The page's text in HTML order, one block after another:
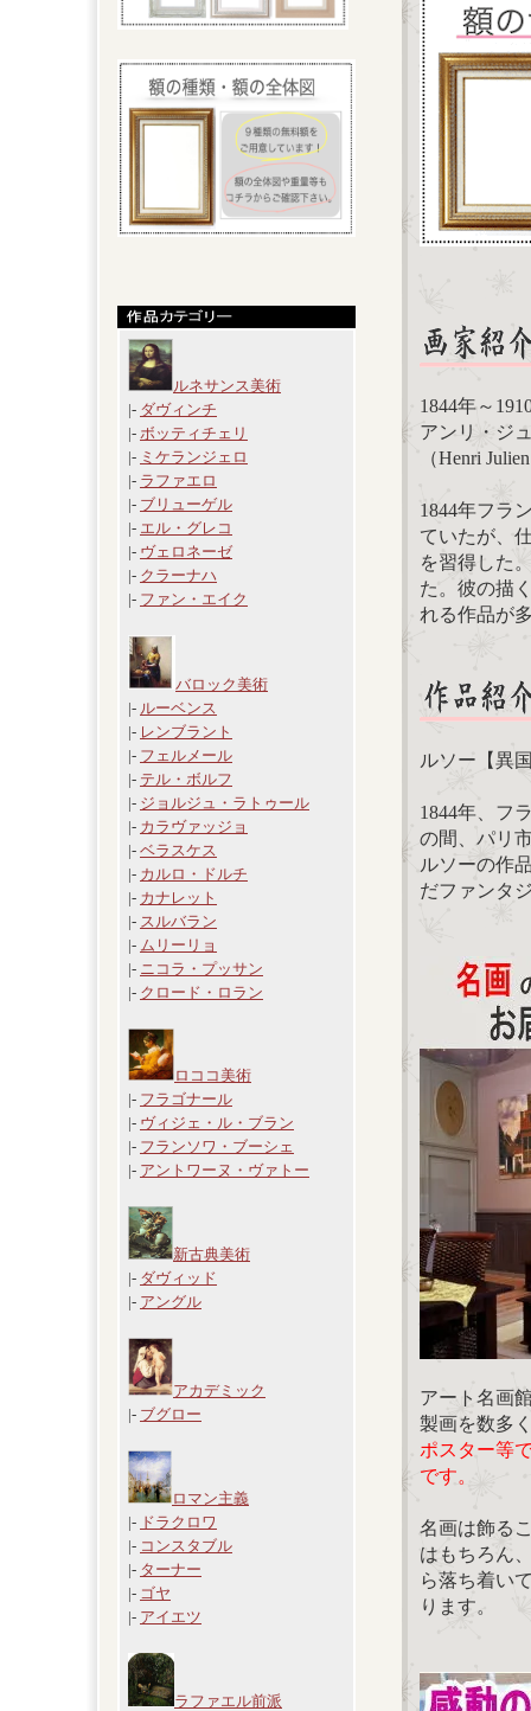
ルネサンス美術
|- ダヴィンチ
|- ボッティチェリ
|- ミケランジェロ
|- ラファエロ
|- ブリューゲル
|- エル・グレコ
|- ヴェロネーゼ
|- クラーナハ
|- ファン・エイク
バロック美術
|- ルーベンス
|- レンブラント
|- フェルメール
|- テル・ボルフ
|- ジョルジュ・ラトゥール
|- カラヴァッジョ
|- ベラスケス
|- カルロ・ドルチ
|- カナレット
|- スルバラン
|- ムリーリョ
|- ニコラ・プッサン
|- クロード・ロラン
ロココ美術
|- フラゴナール
|- ヴィジェ・ル・ブラン
|- フランソワ・ブーシェ
|- アントワーヌ・ヴァトー
新古典美術
|- ダヴィッド
|- アングル
アカデミック
|- ブグロー
ロマン主義
|- ドラクロワ
|- コンスタブル
|- ターナー
|- ゴヤ
|- アイエツ
ラファエル前派
1844年～
アンリ・ジ
（Henri
1844年フラ
ていたが、
を習得した
た。彼の描
れる作品が
ルソー【異
1844年、フ
の間、パリ
ルソーの作
だファンタ
アート名画
製画を数多
ポスター等
です。
名画は飾る
はもちろん
ら落ち着い
ります。